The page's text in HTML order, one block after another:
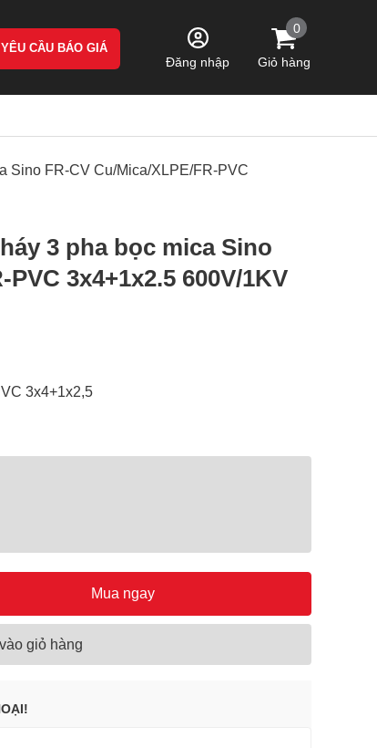
YÊU CẦU BÁO GIÁ
Đăng nhập
0
Giỏ hàng
Sino FR-CV Cu/Mica/XLPE/FR-PVC
3 pha bọc mica Sino
3x4+1x2.5 600V/1KV
3x4+1x2,5
Mua ngay
giỏ hàng